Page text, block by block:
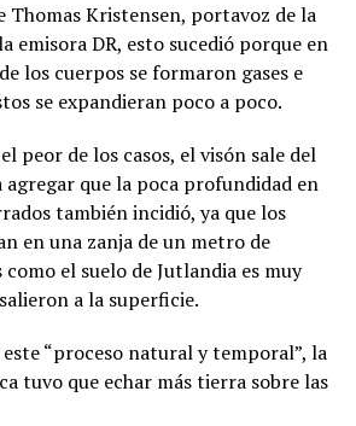
Thomas Kristensen, portavoz de la
emisora DR, esto sucedió porque en
los cuerpos se formaron gases e
se expandieran poco a poco.
peor de los casos, el visón sale del
agregar que la poca profundidad en
también incidió, ya que los
en una zanja de un metro de
el suelo de Jutlandia es muy
a la superficie.
“proceso natural y temporal”, la
tuvo que echar más tierra sobre las